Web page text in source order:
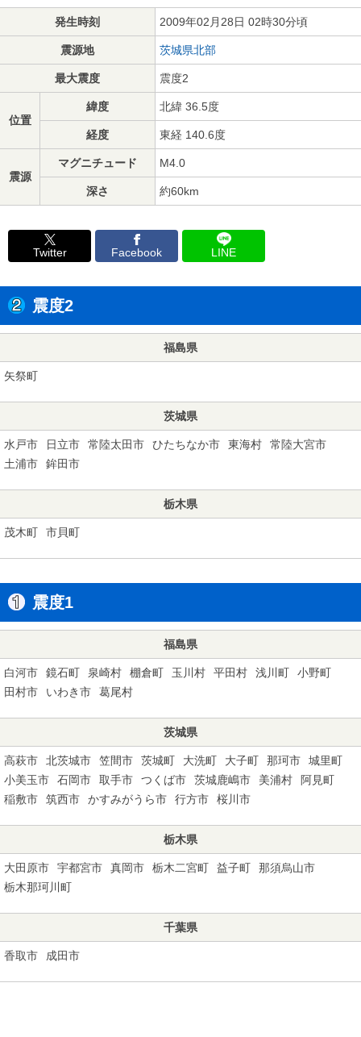
発生時刻 2009年02月28日 02時30分頃
震源地 茨城県北部
最大震度 震度2
位置
緯度 北緯 36.5度
経度 東経 140.6度
震源
マグニチュード M4.0
深さ 約60km
Twitter Facebook LINE
震度2
福島県
矢祭町
茨城県
水戸市 日立市 常陸太田市 ひたちなか市 東海村
常陸大宮市
土浦市
鉾田市
栃木県
茂木町 市貝町
震度1
福島県
白河市 鏡石町 泉崎村 棚倉町 玉川村 平田村 浅川町
小野町
田村市
いわき市 葛尾村
茨城県
高萩市 北茨城市 笠間市 茨城町 大洗町 大子町 那珂市
城里町
小美玉市
石岡市 取手市 つくば市 茨城鹿嶋市 美浦村
阿見町
稲敷市
筑西市 かすみがうら市 行方市 桜川市
栃木県
大田原市 宇都宮市 真岡市 栃木二宮町 益子町
那須烏山市
栃木那珂川町
千葉県
香取市 成田市